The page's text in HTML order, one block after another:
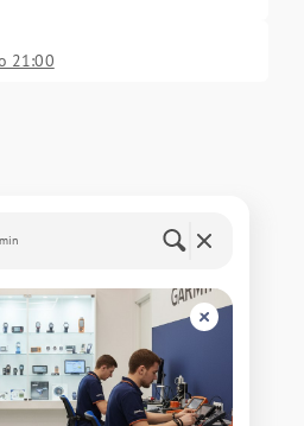
21:00